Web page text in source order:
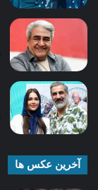
آخرین عکس ها